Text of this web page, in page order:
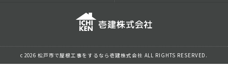
c 2026 松戸市で屋根工事をするなら壱建株式会社 ALL RIGHTS RESERVED.